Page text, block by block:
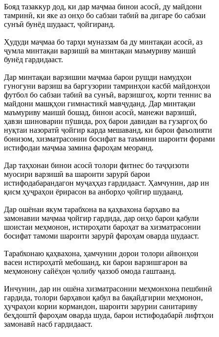
Бояд тазаккур дод, ки дар маҷмаа бинои асосӣ, ду майдони
тамринӣ, ки яке аз онҳо бо сабзаи табиӣ ва дигаре бо сабзаи
сунъӣ бунёд шудааст, ҷойгиранд.
Ҳудуди маҷмаа бо тарҳи муназзам ба ду минтақаи асосӣ, аз
ҷумла минтақаи варзишӣ ва минтақаи маъмуриву маишӣ
бунёд гардидааст.
Дар минтақаи варзишии маҷмаа барои рушди намудҳои
гуногуни варзиш ва баргузории тамринҳои касбӣ майдонҳои
футбол бо сабзаи табиӣ ва сунъӣ, варзишгоҳ, корти теннис ва
майдони машқҳои гимнастикӣ мавҷуданд. Дар минтақаи
маъмуриву маишӣ бошад, бинои асосӣ, манежи варзишӣ,
ҳавзи шиноварии пӯшида, роҳ барои давидан ва гузаргоҳ бо
нуқтаи назоратӣ ҷойгир карда мешаванд, ки барои фаъолияти
бонизом, хизматрасонии босифат ва таъмини шароити форами
истифодаи маҷмаа замина фароҳам меоранд.
Дар таҳхонаи бинои асосӣ толори фитнес бо таҷҳизоти
муосири варзишӣ ва шароити зарурӣ барои
истифодабарандагон муҷаҳҳаз гардидааст. Ҳамчунин, дар ин
қисм ҳуҷраҳои ёрирасон ва анборҳо ҷойгир шудаанд.
Дар ошёнаи якум тарабхона ва қаҳвахона барҳаво ва
замонавии маҷмаа ҷойгир гардида, дар онҳо барои қабули
шоистаи меҳмонон, истироҳати бароҳат ва хизматрасонии
босифат тамоми шароити зарурӣ фароҳам оварда шудааст.
Тарабхонаю қаҳвахона, ҳамчунин дорои толори айвонҳои
васеи истироҳатӣ мебошанд, ки барои варзишгарон ва
меҳмонону сайёҳон ҷолибу ҷаззоб омода гаштаанд.
Инчунин, дар ин ошёна хизматрасонии меҳмонхона пешбинӣ
гардида, толори барҳавои қабул ва бақайдгирии меҳмонон,
ҳуҷраҳои кории кормандон, шароити зарурии санитариву
беҳдоштӣ фароҳам оварда шуда, барои истифодабарӣ лифтҳои
замонавӣ насб гардидааст.